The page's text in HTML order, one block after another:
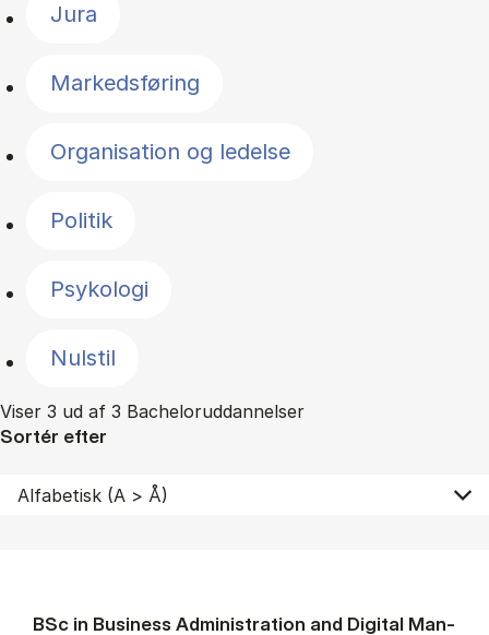
Jura
Markedsføring
Organisation og ledelse
Politik
Psykologi
Nulstil
Viser 3 ud af 3 Bacheloruddannelser
Sortér efter
BSc in Busi­ness Ad­min­is­tra­tion and Di­git­al Man­